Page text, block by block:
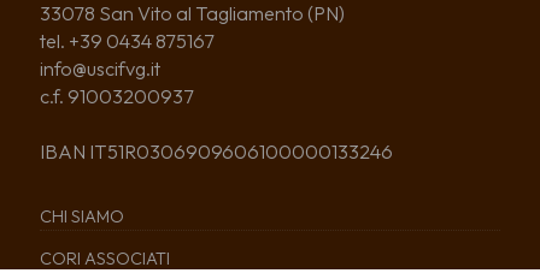
33078 San Vito al Tagliamento (PN)
tel. +39 0434 875167
info@uscifvg.it
c.f. 91003200937
IBAN IT51R0306909606100000133246
CHI SIAMO
CORI ASSOCIATI